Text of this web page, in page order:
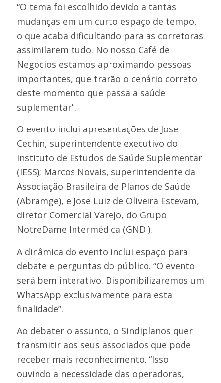
“O tema foi escolhido devido a tantas
mudanças em um curto espaço de tempo,
o que acaba dificultando para as corretoras
assimilarem tudo. No nosso Café de
Negócios estamos aproximando pessoas
importantes, que trarão o cenário correto
deste momento que passa a saúde
suplementar”.
O evento inclui apresentações de Jose
Cechin, superintendente executivo do
Instituto de Estudos de Saúde Suplementar
(IESS); Marcos Novais, superintendente da
Associação Brasileira de Planos de Saúde
(Abramge), e Jose Luiz de Oliveira Estevam,
diretor Comercial Varejo, do Grupo
NotreDame Intermédica (GNDI).
A dinâmica do evento inclui espaço para
debate e perguntas do público. “O evento
será bem interativo. Disponibilizaremos um
WhatsApp exclusivamente para esta
finalidade”.
Ao debater o assunto, o Sindiplanos quer
transmitir aos seus associados que pode
receber mais reconhecimento. “Isso
ouvindo a necessidade das operadoras,